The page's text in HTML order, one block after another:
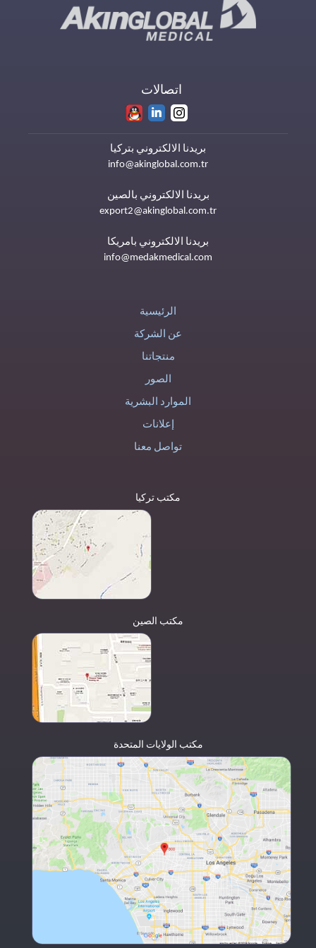
اتصالات
بريدنا الالكتروني بتركيا
info@akinglobal.com.tr
بريدنا الالكتروني بالصين
export2@akinglobal.com.tr
بريدنا الالكتروني بامريكا
info@medakmedical.com
الرئيسية
عن الشركة
منتجاتنا
الصور
الموارد البشرية
إعلانات
تواصل معنا
مكتب تركيا
مكتب الصين
مكتب الولايات المتحدة